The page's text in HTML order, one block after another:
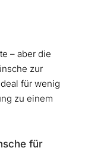
– aber die
zur
für wenig
zu einem
für